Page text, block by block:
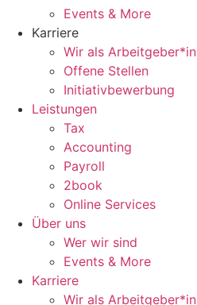
Events & More
Karriere
Wir als Arbeitgeber*in
Offene Stellen
Initiativbewerbung
Leistungen
Tax
Accounting
Payroll
2book
Online Services
Über uns
Wer wir sind
Events & More
Karriere
Wir als Arbeitgeber*in